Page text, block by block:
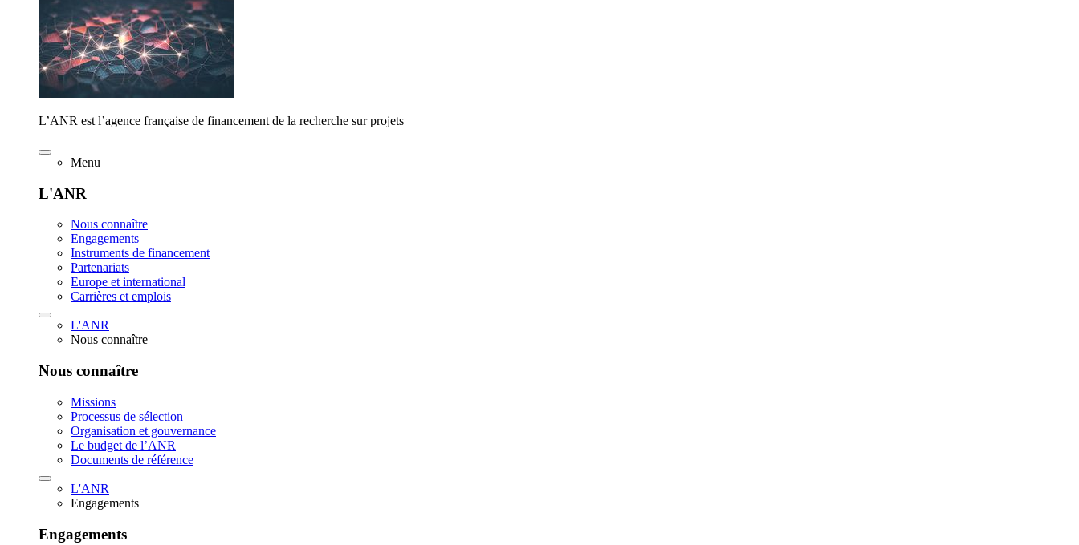
L’ANR est l’agence française de financement de la recherche sur projets
Menu
L'ANR
Nous connaître
Engagements
Instruments de financement
Partenariats
Europe et international
Carrières et emplois
L'ANR
Nous connaître
Nous connaître
Missions
Processus de sélection
Organisation et gouvernance
Le budget de l’ANR
Documents de référence
L'ANR
Engagements
Engagements